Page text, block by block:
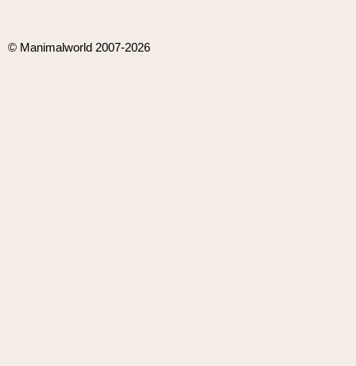
© Manimalworld 2007-2026